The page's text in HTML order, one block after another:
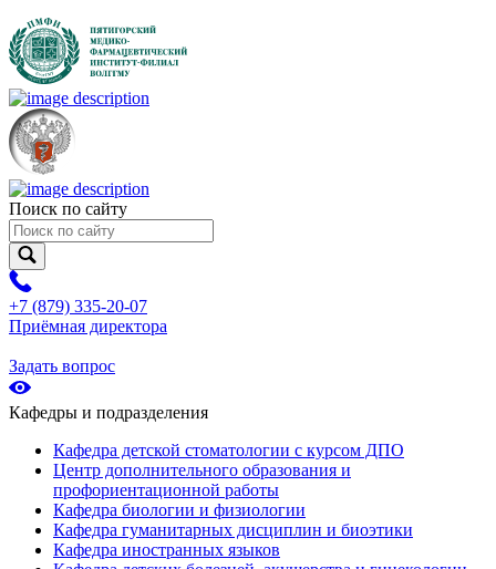
Поиск по сайту
+7 (879) 335-20-07
Приёмная директора
Задать вопрос
Кафедры и подразделения
Кафедра детской стоматологии с курсом ДПО
Центр дополнительного образования и
профориентационной работы
Кафедра биологии и физиологии
Кафедра гуманитарных дисциплин и биоэтики
Кафедра иностранных языков